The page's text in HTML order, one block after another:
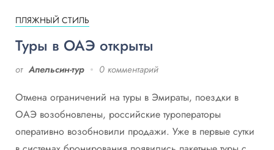
ПЛЯЖНЫЙ СТИЛЬ
Туры в ОАЭ открыты
от Апельсин-тур 0 комментарий
Отмена ограничений на туры в Эмираты, поездки в
ОАЭ возобновлены, российские туроператоры
оперативно возобновили продажи. Уже в первые сутки